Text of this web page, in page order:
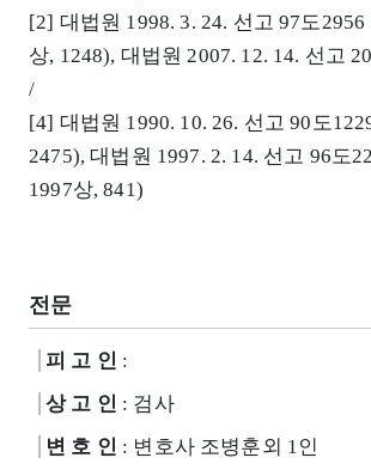
[2] 대법원 1998. 3. 24. 선고 97도
상, 1248), 대법원 2007. 12. 14. 선고
/
[4] 대법원 1990. 10. 26. 선고 90도
2475), 대법원 1997. 2. 14. 선고 96도
1997상, 841)
전문
피 고 인 :
상 고 인 : 검사
변 호 인 : 변호사 조병훈외 1인